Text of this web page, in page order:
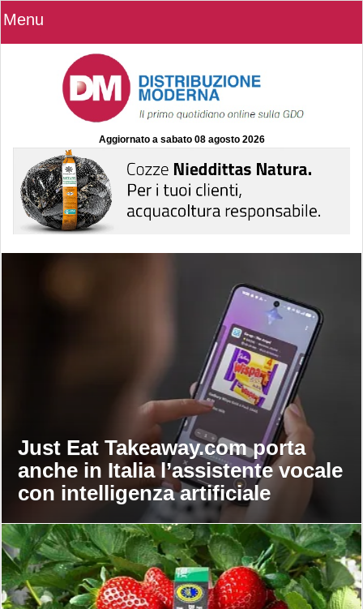
Menu
Aggiornato a sabato 08 agosto 2026
Just Eat Takeaway.com porta
anche in Italia l’assistente vocale
con intelligenza artificiale